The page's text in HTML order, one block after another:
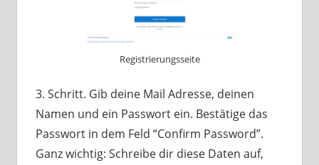
Registrierungsseite
3. Schritt. Gib deine Mail Adresse, deinen
Namen und ein Passwort ein. Bestätige das
Passwort in dem Feld “Confirm Password”.
Ganz wichtig: Schreibe dir diese Daten auf,